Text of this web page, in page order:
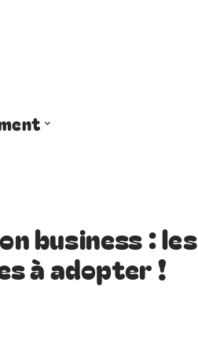
business : les
à adopter !